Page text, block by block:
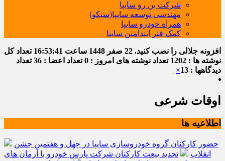
شرکت بن رو سایپا
مهندسی توسعه سایپا(سیکو)
همراه خودرو سایپا
کمک فنر ایندامین سایپا
افزونه جلالی را نصب کنید. 22 صفر 1448 ساعت 16:53:42 تعداد کل
نوشته ها : 1202
تعداد نوشته های امروز : 0 تعداد اعضا : 36
تعداد
دیدگاهها : 13
×
اوقات شرعی
اطلاعیه ها
حضور کارکنان گروه خودروسازی سایپا در چهل و هفتمین جشن
انقلاب
تجدید بیعت کارکنان شرکت پارس خودرو با آرمان های